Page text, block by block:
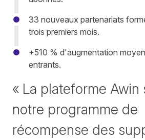
33 nouveaux partenariats
trois premiers mois.
+510 % d'augmentation
entrants.
« La plateforme Awin
notre programme de
récompense des